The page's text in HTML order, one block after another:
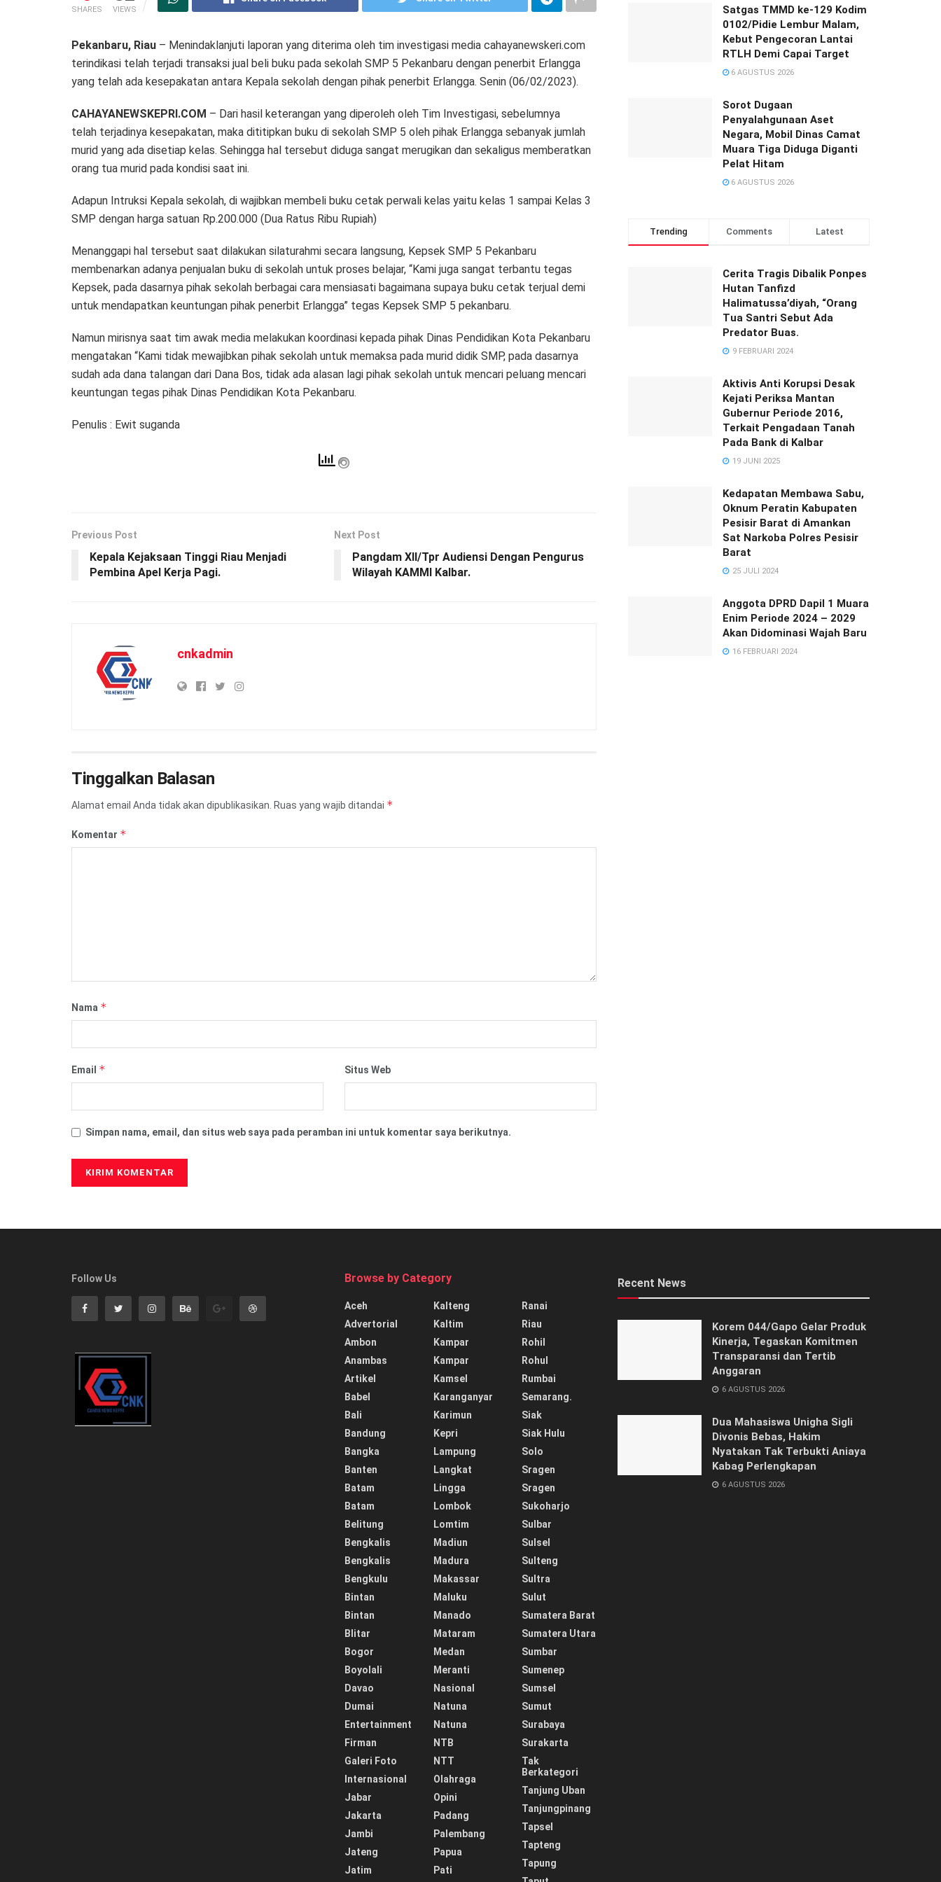
SHARES VIEWS
Pekanbaru, Riau – Menindaklanjuti laporan yang diterima oleh tim investigasi media cahayanewskeri.com
terindikasi telah terjadi transaksi jual beli buku pada sekolah SMP 5 Pekanbaru dengan penerbit Erlangga
yang telah ada kesepakatan antara Kepala sekolah dengan pihak penerbit Erlangga. Senin (06/02/2023).
CAHAYANEWSKEPRI.COM – Dari hasil keterangan yang diperoleh oleh Tim Investigasi, sebelumnya
telah terjadinya kesepakatan, maka dititipkan buku di sekolah SMP 5 oleh pihak Erlangga sebanyak jumlah
murid yang ada disetiap kelas. Sehingga hal tersebut diduga sangat merugikan dan sekaligus memberatkan
orang tua murid pada kondisi saat ini.
Adapun Intruksi Kepala sekolah, di wajibkan membeli buku cetak perwali kelas yaitu kelas 1 sampai Kelas 3
SMP dengan harga satuan Rp.200.000 (Dua Ratus Ribu Rupiah)
Menanggapi hal tersebut saat dilakukan silaturahmi secara langsung, Kepsek SMP 5 Pekanbaru
membenarkan adanya penjualan buku di sekolah untuk proses belajar, “Kami juga sangat terbantu tegas
Kepsek, pada dasarnya pihak sekolah berbagai cara mensiasati bagaimana supaya buku cetak terjual demi
untuk mendapatkan keuntungan pihak penerbit Erlangga” tegas Kepsek SMP 5 pekanbaru.
Namun mirisnya saat tim awak media melakukan koordinasi kepada pihak Dinas Pendidikan Kota Pekanbaru
mengatakan “Kami tidak mewajibkan pihak sekolah untuk memaksa pada murid didik SMP, pada dasarnya
sudah ada dana talangan dari Dana Bos, tidak ada alasan lagi pihak sekolah untuk mencari peluang mencari
keuntungan tegas pihak Dinas Pendidikan Kota Pekanbaru.
Penulis : Ewit suganda
Previous Post
Kepala Kejaksaan Tinggi Riau Menjadi
Pembina Apel Kerja Pagi.
Next Post
Pangdam XII/Tpr Audiensi Dengan Pengurus
Wilayah KAMMI Kalbar.
cnkadmin
Tinggalkan Balasan
Alamat email Anda tidak akan dipublikasikan. Ruas yang wajib ditandai *
Komentar *
Nama *
Email * Situs Web
Simpan nama, email, dan situs web saya pada peramban ini untuk komentar saya berikutnya.
Satgas TMMD ke-129 Kodim
0102/Pidie Lembur Malam,
Kebut Pengecoran Lantai
RTLH Demi Capai Target
6 AGUSTUS 2026
Sorot Dugaan
Penyalahgunaan Aset
Negara, Mobil Dinas Camat
Muara Tiga Diduga Diganti
Pelat Hitam
6 AGUSTUS 2026
Trending Comments Latest
Cerita Tragis Dibalik Ponpes
Hutan Tanfizd
Halimatussa’diyah, “Orang
Tua Santri Sebut Ada
Predator Buas.
9 FEBRUARI 2024
Aktivis Anti Korupsi Desak
Kejati Periksa Mantan
Gubernur Periode 2016,
Terkait Pengadaan Tanah
Pada Bank di Kalbar
19 JUNI 2025
Kedapatan Membawa Sabu,
Oknum Peratin Kabupaten
Pesisir Barat di Amankan
Sat Narkoba Polres Pesisir
Barat
25 JULI 2024
Anggota DPRD Dapil 1 Muara
Enim Periode 2024 – 2029
Akan Didominasi Wajah Baru
16 FEBRUARI 2024
Follow Us Browse by Category
Aceh
Advertorial
Ambon
Anambas
Artikel
Babel
Bali
Bandung
Bangka
Banten
Batam
Batam
Belitung
Bengkalis
Bengkalis
Bengkulu
Bintan
Bintan
Blitar
Bogor
Boyolali
Davao
Dumai
Entertainment
Firman
Galeri Foto
Internasional
Jabar
Jakarta
Jambi
Jateng
Jatim
Kalteng
Kaltim
Kampar
Kampar
Kamsel
Karanganyar
Karimun
Kepri
Lampung
Langkat
Lingga
Lombok
Lomtim
Madiun
Madura
Makassar
Maluku
Manado
Mataram
Medan
Meranti
Nasional
Natuna
Natuna
NTB
NTT
Olahraga
Opini
Padang
Palembang
Papua
Pati
Ranai
Riau
Rohil
Rohul
Rumbai
Semarang.
Siak
Siak Hulu
Solo
Sragen
Sragen
Sukoharjo
Sulbar
Sulsel
Sulteng
Sultra
Sulut
Sumatera Barat
Sumatera Utara
Sumbar
Sumenep
Sumsel
Sumut
Surabaya
Surakarta
Tak
Berkategori
Tanjung Uban
Tanjungpinang
Tapsel
Tapteng
Tapung
Recent News
Korem 044/Gapo Gelar Produk
Kinerja, Tegaskan Komitmen
Transparansi dan Tertib
Anggaran
6 AGUSTUS 2026
Dua Mahasiswa Unigha Sigli
Divonis Bebas, Hakim
Nyatakan Tak Terbukti Aniaya
Kabag Perlengkapan
6 AGUSTUS 2026